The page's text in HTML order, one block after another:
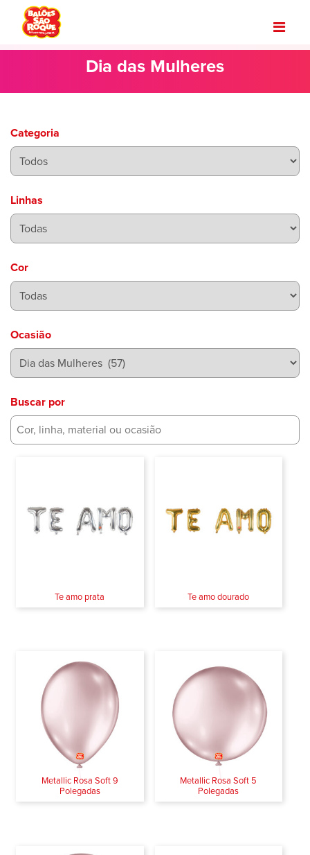
Dia das Mulheres
Categoria
Linhas
Cor
Ocasião
Buscar por
Te amo prata Te amo dourado
Metallic Rosa Soft 9
Polegadas
Metallic Rosa Soft 5
Polegadas